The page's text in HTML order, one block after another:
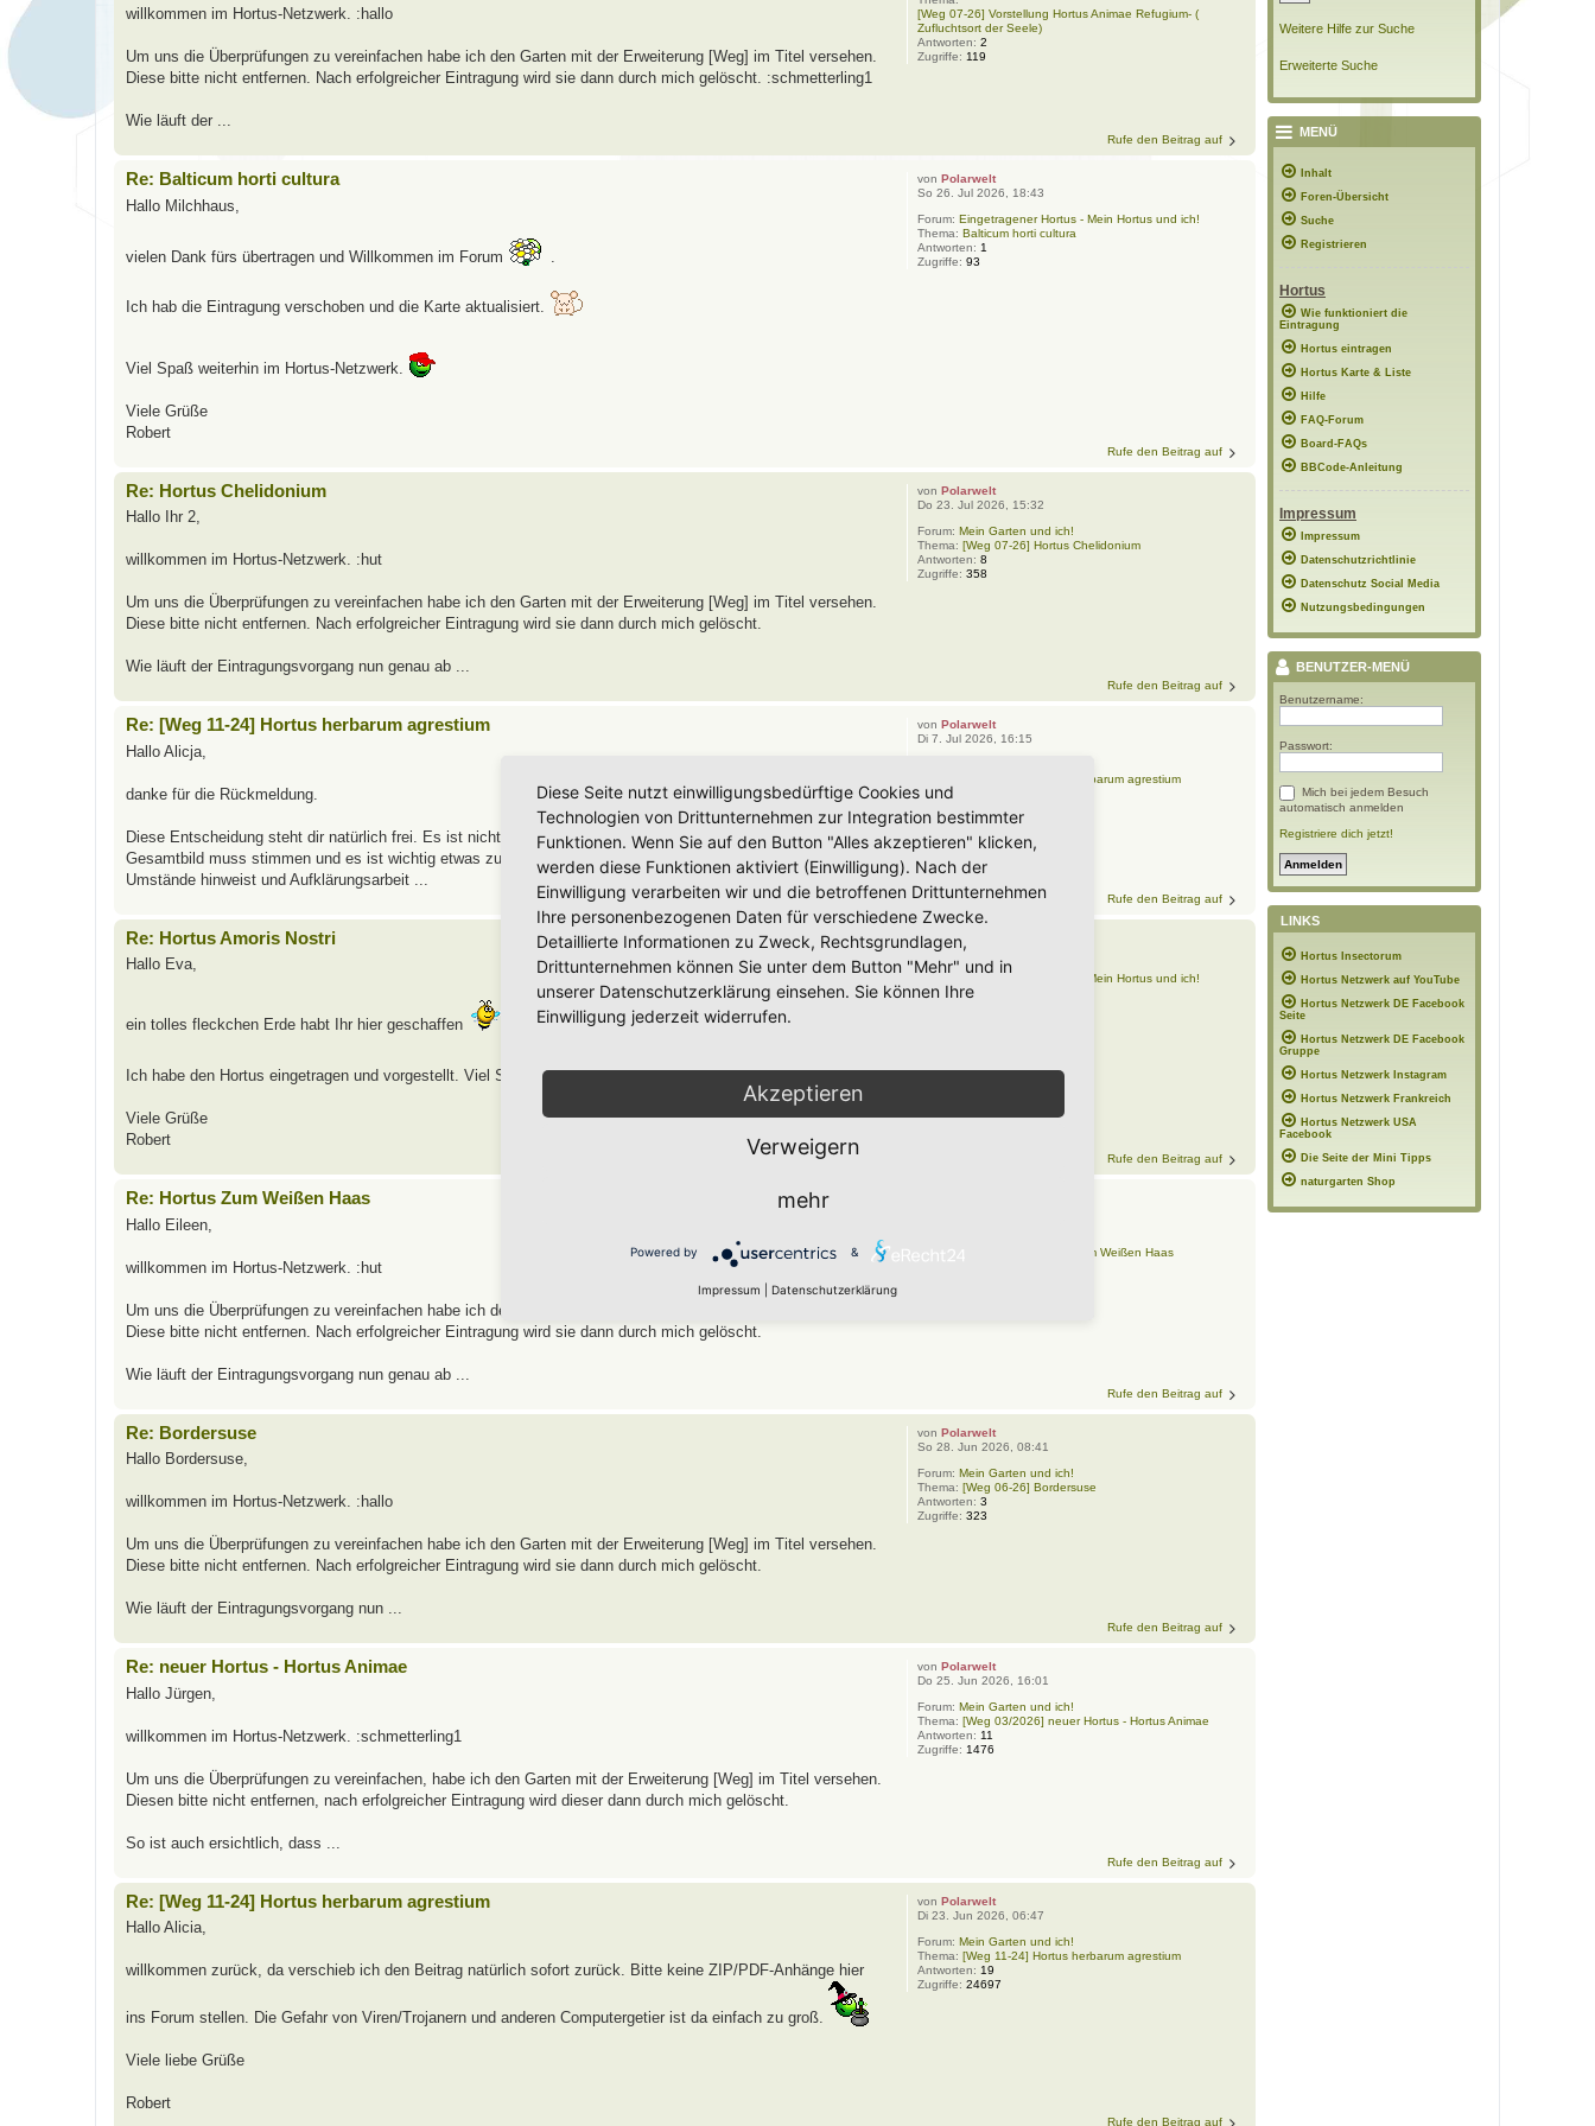
[Weg 07-26] Vorstellung Hortus Animae Refugium- (
Zufluchtsort der Seele)
Antworten:2
Zugriffe: 119
willkommen im Hortus-Netzwerk. :hallo
Um uns die Überprüfungen zu vereinfachen habe ich den Garten mit der Erweiterung [Weg] im Titel versehen.
Diese bitte nicht entfernen. Nach erfolgreicher Eintragung wird sie dann durch mich gelöscht. :schmetterling1
Wie läuft der ...
Rufe den Beitrag auf
vonPolarwelt
So 26. Jul 2026, 18:43
Forum:Eingetragener Hortus - Mein Hortus und ich!
Thema:Balticum horti cultura
Antworten: 1
Zugriffe:93
Re: Balticum horti cultura
Hallo Milchhaus,
vielen Dank fürs übertragen und Willkommen im Forum
Ich hab die Eintragung verschoben und die Karte aktualisiert.
Viel Spaß weiterhin im Hortus-Netzwerk.
Viele Grüße
Robert
Rufe den Beitrag auf
vonPolarwelt
Do 23. Jul 2026, 15:32
Forum:Mein Garten und ich!
Thema:[Weg 07-26] Hortus Chelidonium
Antworten:8
Zugriffe:358
Re: Hortus Chelidonium
Hallo Ihr 2,
willkommen im Hortus-Netzwerk. :hut
Um uns die Überprüfungen zu vereinfachen habe ich den Garten mit der Erweiterung [Weg] im Titel versehen.
Diese bitte nicht entfernen. Nach erfolgreicher Eintragung wird sie dann durch mich gelöscht.
Wie läuft der Eintragungsvorgang nun genau ab ...
Rufe den Beitrag auf
vonPolarwelt
Di 7. Jul 2026, 16:15
[Weg 11-24] Hortus herbarum agrestium
Antworten:
Re: [Weg 11-24] Hortus herbarum agrestium
Hallo Alicja,
danke für die Rückmeldung.
Diese Entscheidung steht dir natürlich frei. Es ist nicht möglich auf jede Pflanze einzeln einzugehen. Das
Gesamtbild muss stimmen und es ist wichtig etwas zu tun. Natürlich ist es immer gut wenn man auf solche
Umstände hinweist und Aufklärungsarbeit ...
Rufe den Beitrag auf
vonPolarwelt
So 5. Jul 2026, 05:37
Forum:
Eingetragener Hortus - Mein Hortus und ich!
Thema:Hortus Amoris Nostri
Re: Hortus Amoris Nostri
Hallo Eva,
ein tolles fleckchen Erde habt Ihr hier geschaffen
Ich habe den Hortus eingetragen und vorgestellt. Viel Spaß weiterhin im Hortus-Netzwerk.
Viele Grüße
Robert
Rufe den Beitrag auf
Thema:[Weg 06-26] Hortus Zum Weißen Haas
Re: Hortus Zum Weißen Haas
Hallo Eileen,
willkommen im Hortus-Netzwerk. :hut
Um uns die Überprüfungen zu vereinfachen habe ich den Garten mit der Erweiterung [Weg] im Titel versehen.
Diese bitte nicht entfernen. Nach erfolgreicher Eintragung wird sie dann durch mich gelöscht.
Wie läuft der Eintragungsvorgang nun genau ab ...
Rufe den Beitrag auf
vonPolarwelt
So 28. Jun 2026, 08:41
Forum:Mein Garten und ich!
Thema:[Weg 06-26] Bordersuse
Antworten:3
Zugriffe:323
Re: Bordersuse
Hallo Bordersuse,
willkommen im Hortus-Netzwerk. :hallo
Um uns die Überprüfungen zu vereinfachen habe ich den Garten mit der Erweiterung [Weg] im Titel versehen.
Diese bitte nicht entfernen. Nach erfolgreicher Eintragung wird sie dann durch mich gelöscht.
Wie läuft der Eintragungsvorgang nun ...
Rufe den Beitrag auf
vonPolarwelt
Do 25. Jun 2026, 16:01
Forum:Mein Garten und ich!
Thema:[Weg 03/2026] neuer Hortus - Hortus Animae
Antworten: 11
Zugriffe: 1476
Re: neuer Hortus - Hortus Animae
Hallo Jürgen,
willkommen im Hortus-Netzwerk. :schmetterling1
Um uns die Überprüfungen zu vereinfachen, habe ich den Garten mit der Erweiterung [Weg] im Titel versehen.
Diesen bitte nicht entfernen, nach erfolgreicher Eintragung wird dieser dann durch mich gelöscht.
So ist auch ersichtlich, dass ...
Rufe den Beitrag auf
vonPolarwelt
Di 23. Jun 2026, 06:47
Forum:Mein Garten und ich!
Thema:[Weg 11-24] Hortus herbarum agrestium
Antworten: 19
Zugriffe:24697
Re: [Weg 11-24] Hortus herbarum agrestium
Hallo Alicia,
willkommen zurück, da verschieb ich den Beitrag natürlich sofort zurück. Bitte keine ZIP/PDF-Anhänge hier
ins Forum stellen. Die Gefahr von Viren/Trojanern und anderen Computergetier ist da einfach zu groß.
Viele liebe Grüße
Robert
Rufe den Beitrag auf
Weitere Hilfe zur Suche
Erweiterte Suche
MENÜ
Inhalt
Foren-Übersicht
Suche
Registrieren
Hortus
Wie funktioniert die
Eintragung
Hortus eintragen
Hortus Karte & Liste
Hilfe
FAQ-Forum
Board-FAQs
BBCode-Anleitung
Impressum
Impressum
Datenschutzrichtlinie
Datenschutz Social Media
Nutzungsbedingungen
BENUTZER-MENÜ
Benutzername:
Passwort:
Mich bei jedem Besuch
automatisch anmelden
Registriere dich jetzt!
LINKS
Hortus Insectorum
Hortus Netzwerk auf YouTube
Hortus Netzwerk DE Facebook
Seite
Hortus Netzwerk DE Facebook
Gruppe
Hortus Netzwerk Instagram
Hortus Netzwerk Frankreich
Hortus Netzwerk USA
Facebook
Die Seite der Mini Tipps
naturgarten Shop
Diese Seite nutzt einwilligungsbedürftige Cookies und
Technologien von Drittunternehmen zur Integration bestimmter
Funktionen. Wenn Sie auf den Button "Alles akzeptieren" klicken,
werden diese Funktionen aktiviert (Einwilligung). Nach der
Einwilligung verarbeiten wir und die betroffenen Drittunternehmen
Ihre personenbezogenen Daten für verschiedene Zwecke.
Detaillierte Informationen zu Zweck, Rechtsgrundlagen,
Drittunternehmen können Sie unter dem Button "Mehr" und in
unserer Datenschutzerklärung einsehen. Sie können Ihre
Einwilligung jederzeit widerrufen.
Akzeptieren
Verweigern
mehr
Powered by &
Impressum Datenschutzerklärung